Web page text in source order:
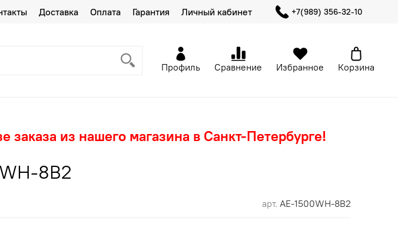
Доставка Оплата Гарантия Личный кабинет +7(989) 356-32-10
Профиль Сравнение Избранное Корзина
заказа из нашего магазина в Санкт-Петербурге!
8B2
арт. AE-1500WH-8B2